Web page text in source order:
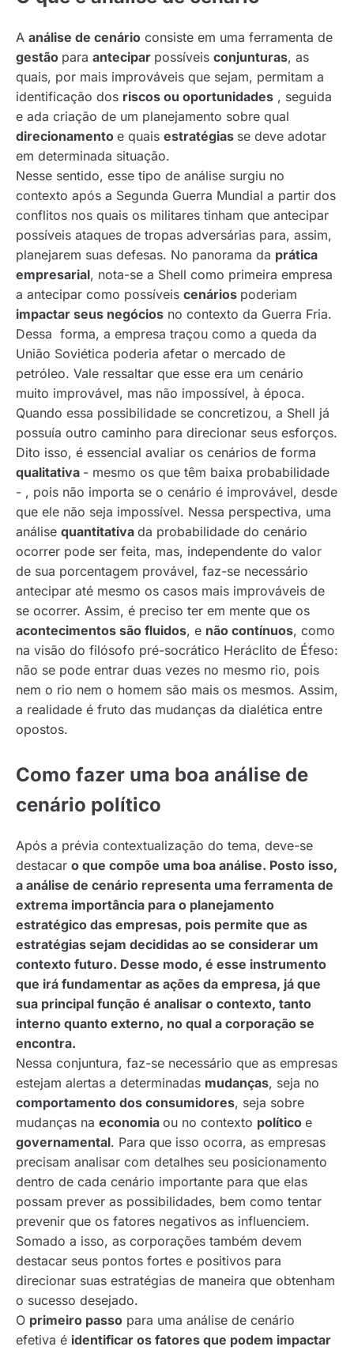
A análise de cenário consiste em uma ferramenta de
gestão para antecipar possíveis conjunturas, as
quais, por mais improváveis que sejam, permitam a
identificação dos riscos ou oportunidades , seguida
e ada criação de um planejamento sobre qual
direcionamento e quais estratégias se deve adotar
em determinada situação.
Nesse sentido, esse tipo de análise surgiu no
contexto após a Segunda Guerra Mundial a partir dos
conflitos nos quais os militares tinham que antecipar
possíveis ataques de tropas adversárias para, assim,
planejarem suas defesas. No panorama da prática
empresarial, nota-se a Shell como primeira empresa
a antecipar como possíveis cenários poderiam
impactar seus negócios no contexto da Guerra Fria.
Dessa forma, a empresa traçou como a queda da
União Soviética poderia afetar o mercado de
petróleo. Vale ressaltar que esse era um cenário
muito improvável, mas não impossível, à época.
Quando essa possibilidade se concretizou, a Shell já
possuía outro caminho para direcionar seus esforços.
Dito isso, é essencial avaliar os cenários de forma
qualitativa - mesmo os que têm baixa probabilidade
- , pois não importa se o cenário é improvável, desde
que ele não seja impossível. Nessa perspectiva, uma
análise quantitativa da probabilidade do cenário
ocorrer pode ser feita, mas, independente do valor
de sua porcentagem provável, faz-se necessário
antecipar até mesmo os casos mais improváveis de
se ocorrer. Assim, é preciso ter em mente que os
acontecimentos são fluidos, e não contínuos, como
na visão do filósofo pré-socrático Heráclito de Éfeso:
não se pode entrar duas vezes no mesmo rio, pois
nem o rio nem o homem são mais os mesmos. Assim,
a realidade é fruto das mudanças da dialética entre
opostos.
Como fazer uma boa análise de
cenário político
Após a prévia contextualização do tema, deve-se
destacar o que compõe uma boa análise. Posto isso,
a análise de cenário representa uma ferramenta de
extrema importância para o planejamento
estratégico das empresas, pois permite que as
estratégias sejam decididas ao se considerar um
contexto futuro. Desse modo, é esse instrumento
que irá fundamentar as ações da empresa, já que
sua principal função é analisar o contexto, tanto
interno quanto externo, no qual a corporação se
encontra.
Nessa conjuntura, faz-se necessário que as empresas
estejam alertas a determinadas mudanças, seja no
comportamento dos consumidores, seja sobre
mudanças na economia ou no contexto político e
governamental. Para que isso ocorra, as empresas
precisam analisar com detalhes seu posicionamento
dentro de cada cenário importante para que elas
possam prever as possibilidades, bem como tentar
prevenir que os fatores negativos as influenciem.
Somado a isso, as corporações também devem
destacar seus pontos fortes e positivos para
direcionar suas estratégias de maneira que obtenham
o sucesso desejado.
O primeiro passo para uma análise de cenário
efetiva é identificar os fatores que podem impactar